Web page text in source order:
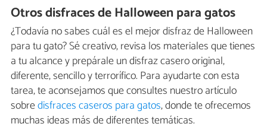
Otros disfraces de Halloween para gatos
¿Todavía no sabes cuál es el mejor disfraz de Halloween
para tu gato? Sé creativo, revisa los materiales que tienes
a tu alcance y prepárale un disfraz casero original,
diferente, sencillo y terrorífico. Para ayudarte con esta
tarea, te aconsejamos que consultes nuestro artículo
sobredisfraces caseros para gatos, donde te ofrecemos
muchas ideas más de diferentes temáticas.